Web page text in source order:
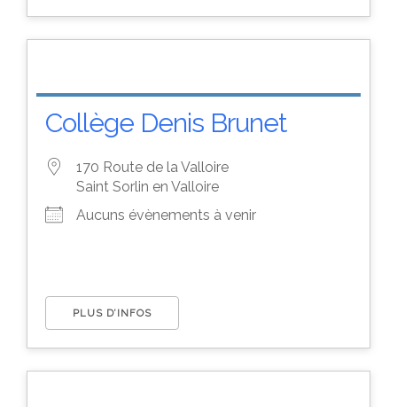
Collège Denis Brunet
170 Route de la Valloire
Saint Sorlin en Valloire
Aucuns évènements à venir
PLUS D’INFOS